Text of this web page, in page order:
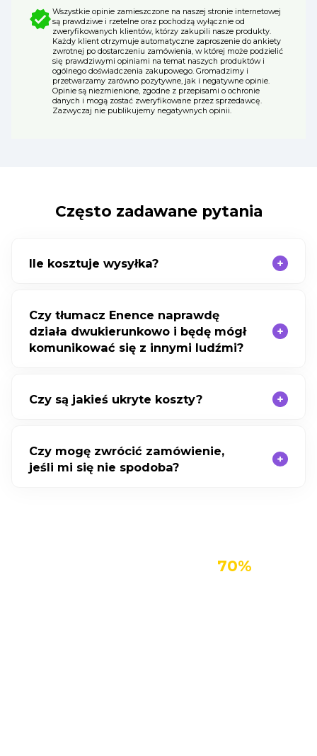
Wszystkie opinie zamieszczone na naszej stronie internetowej
są prawdziwe i rzetelne oraz pochodzą wyłącznie od
zweryfikowanych klientów, którzy zakupili nasze produkty.
Każdy klient otrzymuje automatyczne zaproszenie do ankiety
zwrotnej po dostarczeniu zamówienia, w której może podzielić
się prawdziwymi opiniami na temat naszych produktów i
ogólnego doświadczenia zakupowego. Gromadzimy i
przetwarzamy zarówno pozytywne, jak i negatywne opinie.
Opinie są niezmienione, zgodne z przepisami o ochronie
danych i mogą zostać zweryfikowane przez sprzedawcę.
Zazwyczaj nie publikujemy negatywnych opinii.
Często zadawane pytania
Ile kosztuje wysyłka?
Czy tłumacz Enence naprawdę
działa dwukierunkowo i będę mógł
komunikować się z innymi ludźmi?
Czy są jakieś ukryte koszty?
Czy mogę zwrócić zamówienie,
jeśli mi się nie spodoba?
70%